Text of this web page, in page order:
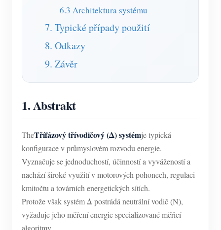
6.3 Architektura systému
7. Typické případy použití
8. Odkazy
9. Závěr
1. Abstrakt
TheTřífázový třívodičový (Δ) systémje typická
konfigurace v průmyslovém rozvodu energie.
Vyznačuje se jednoduchostí, účinností a vyvážeností a
nachází široké využití v motorových pohonech, regulaci
kmitočtu a továrních energetických sítích.
Protože však systém Δ postrádá neutrální vodič (N),
vyžaduje jeho měření energie specializované měřicí
algoritmy.